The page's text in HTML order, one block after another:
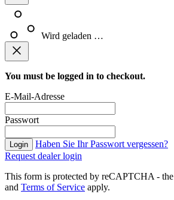
Wird geladen …
You must be logged in to checkout.
E-Mail-Adresse
Passwort
Login
Haben Sie Ihr Passwort vergessen?
Request dealer login
This form is protected by reCAPTCHA - the
and Terms of Service apply.